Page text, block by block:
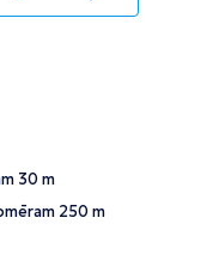
30 m
250 m